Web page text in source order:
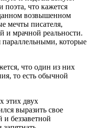
поэта, что кажется
возвышенном
мечты писателя,
и мрачной реальности.
которые
что один из них
то есть обычной
этих двух
выразить свое
беззаветной